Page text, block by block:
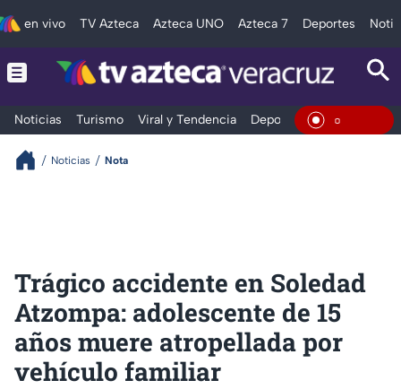
en vivo TV Azteca Azteca UNO Azteca 7 Deportes
Noticias Turismo Viral y Tendencia Deportes Espectáculos
En Vivo
Noticias Nota
Trágico accidente en Soledad
Atzompa: adolescente de 15
años muere atropellada por
vehículo familiar